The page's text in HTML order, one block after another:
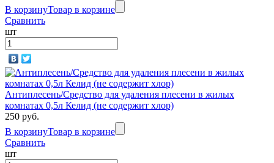
В корзинуТовар в корзине
Сравнить
шт
Антиплесень/Средство для удаления плесени в жилых
комнатах 0,5л Келид (не содержит хлор)
250 руб.
В корзинуТовар в корзине
Сравнить
шт